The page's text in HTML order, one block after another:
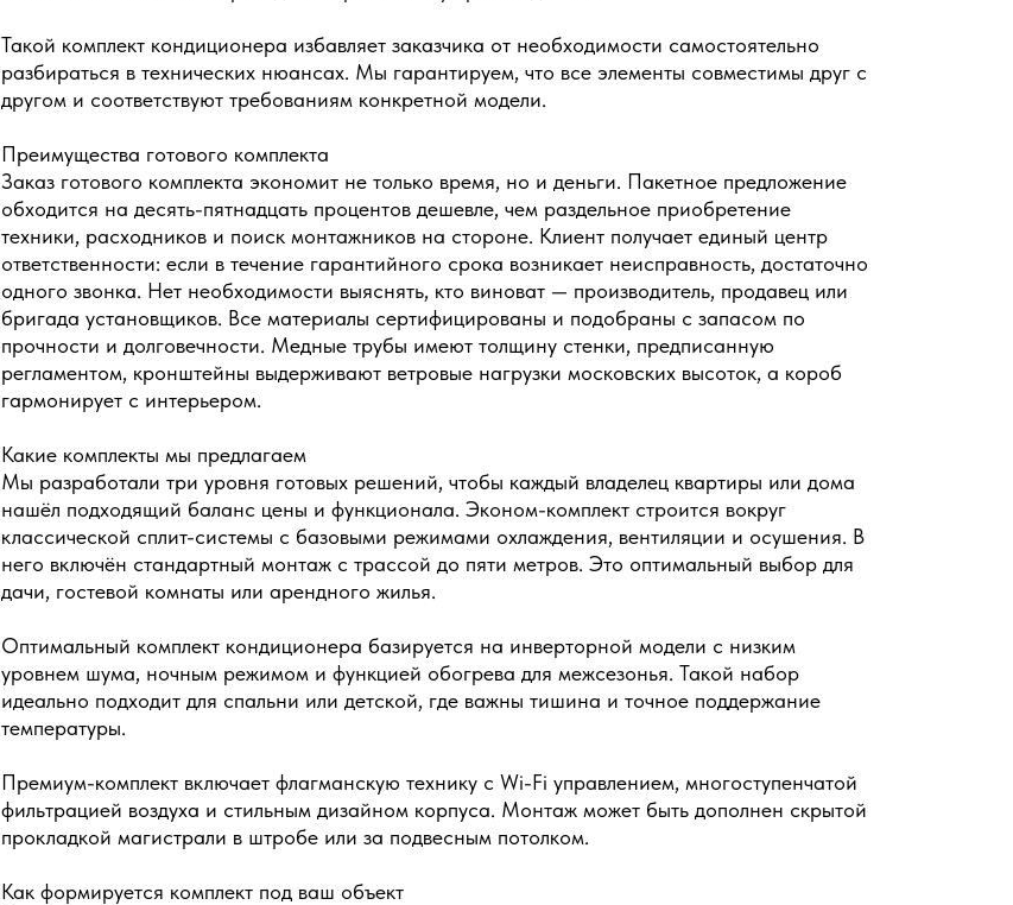
Такой комплект кондиционера избавляет заказчика от необходимости самостоятельно
разбираться в технических нюансах. Мы гарантируем, что все элементы совместимы друг с
другом и соответствуют требованиям конкретной модели.
Преимущества готового комплекта
Заказ готового комплекта экономит не только время, но и деньги. Пакетное предложение
обходится на десять-пятнадцать процентов дешевле, чем раздельное приобретение
техники, расходников и поиск монтажников на стороне. Клиент получает единый центр
ответственности: если в течение гарантийного срока возникает неисправность, достаточно
одного звонка. Нет необходимости выяснять, кто виноват — производитель, продавец или
бригада установщиков. Все материалы сертифицированы и подобраны с запасом по
прочности и долговечности. Медные трубы имеют толщину стенки, предписанную
регламентом, кронштейны выдерживают ветровые нагрузки московских высоток, а короб
гармонирует с интерьером.
Какие комплекты мы предлагаем
Мы разработали три уровня готовых решений, чтобы каждый владелец квартиры или дома
нашёл подходящий баланс цены и функционала. Эконом-комплект строится вокруг
классической сплит-системы с базовыми режимами охлаждения, вентиляции и осушения. В
него включён стандартный монтаж с трассой до пяти метров. Это оптимальный выбор для
дачи, гостевой комнаты или арендного жилья.
Оптимальный комплект кондиционера базируется на инверторной модели с низким
уровнем шума, ночным режимом и функцией обогрева для межсезонья. Такой набор
идеально подходит для спальни или детской, где важны тишина и точное поддержание
температуры.
Премиум-комплект включает флагманскую технику с Wi-Fi управлением, многоступенчатой
фильтрацией воздуха и стильным дизайном корпуса. Монтаж может быть дополнен скрытой
прокладкой магистрали в штробе или за подвесным потолком.
Как формируется комплект под ваш объект